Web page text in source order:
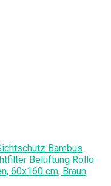
Bambus
Belüftung Rollo
60x160 cm, Braun